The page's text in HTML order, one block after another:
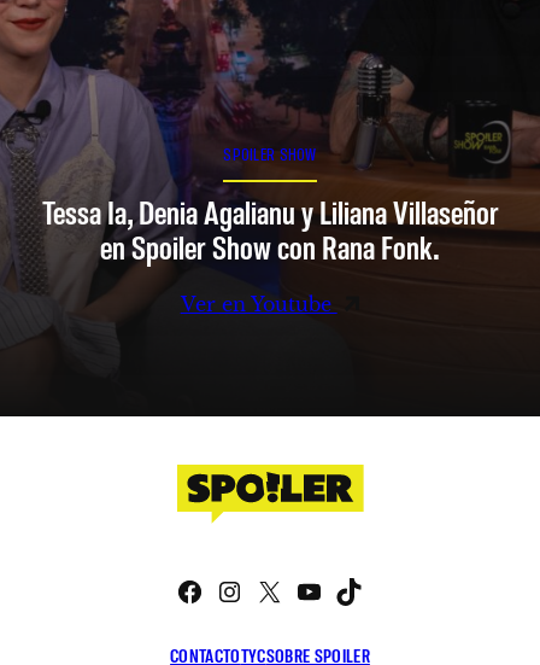
SPOILER SHOW
Tessa Ia, Denia Agalianu y Liliana Villaseñor
en Spoiler Show con Rana Fonk.
Ver en Youtube
CONTACTOTYCSOBRE SPOILER
Facebook
Instagram
X YouTube